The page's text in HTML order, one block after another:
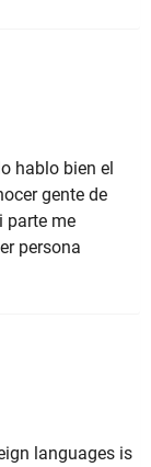
hablo bien el
gente de
parte me
persona
languages is